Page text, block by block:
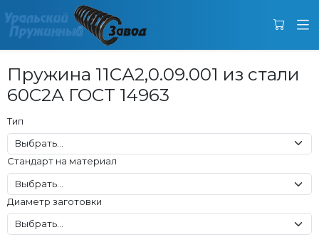
Пружина 11СА2,0.09.001 из стали
60С2А ГОСТ 14963
Тип
Стандарт на материал
Диаметр заготовки